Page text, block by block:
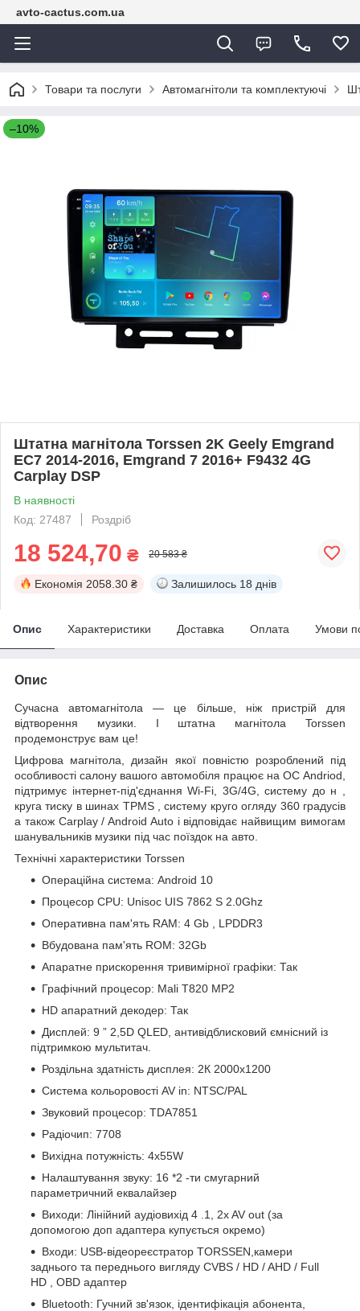
avto-cactus.com.ua
Товари та послуги Автомагнітоли та комплектуючі
–10%
Штатна магнітола Torssen 2K Geely Emgrand
EC7 2014-2016, Emgrand 7 2016+ F9432 4G
Carplay DSP
В наявності
Код: 27487
Роздріб
18 524,70 ₴ 20 583 ₴
Економія 2058.30 ₴ Залишилось 18 днів
Опис Характеристики Доставка Оплата Умови
Опис
Сучасна автомагнітола — це більше, ніж пристрій для
відтворення музики. І штатна магнітола Torssen
продемонструє вам це!
Цифрова магнітола, дизайн якої повністю розроблений під
особливості салону вашого автомобіля працює на ОС Andriod,
підтримує інтернет-під'єднання Wi-Fi, 3G/4G, систему до н
круга тиску в шинах TPMS
систему круго огляду 360 градусів
а також Carplay / Android Auto і відповідає найвищим вимогам
шанувальників музики під час поїздок на авто.
Технічні характеристики Torssen
Операційна система: Android 10
Процесор CPU: Unisoc UIS 7862 S 2.0Ghz
Оперативна пам'ять RAM: 4 Gb
, LPDDR3
Вбудована пам'ять ROM: 32Gb
Апаратне прискорення тривимірної графіки: Так
Графічний процесор: Mali T820 MP2
HD апаратний декодер: Так
Дисплей: 9 ” 2,5D QLED, антивідблисковий ємнісний із
підтримкою мультитач.
Роздільна здатність дисплея: 2К 2000х1200
Система кольоровості AV in: NTSC/PAL
Звуковий процесор: TDA7851
Радіочип: 7708
Вихідна потужність: 4х55W
Налаштування звуку: 16 *2 -ти смугарний
параметричний еквалайзер
Виходи: Лінійний аудіовихід 4 .1, 2x AV out (за
допомогою доп адаптера купується окремо)
Входи: USB-відеореєстратор TORSSEN,камери
заднього та переднього вигляду CVBS / HD /AHD / Full
HD
OBD адаптер
Bluetooth: Гучний зв'язок, ідентифікація абонента,